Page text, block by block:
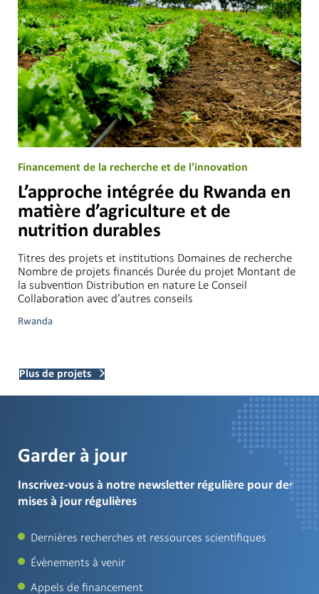
Financement de la recherche et de l’innovation
L’approche intégrée du Rwanda en
matière d’agriculture et de
nutrition durables
Titres des projets et institutions Domaines de recherche
Nombre de projets financés Durée du projet Montant de
la subvention Distribution en nature Le Conseil
Collaboration avec d’autres conseils
Rwanda
Plus de projets
Garder à jour
Inscrivez-vous à notre newsletter régulière pour des
mises à jour régulières
Dernières recherches et ressources scientifiques
Évènements à venir
Appels de financement